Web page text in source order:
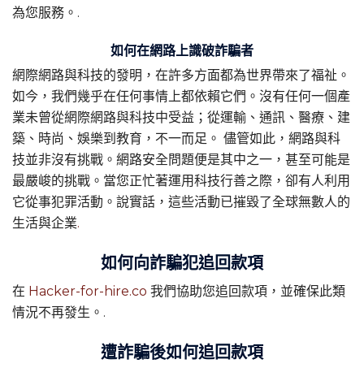
為您服務。.
如何在網路上識破詐騙者
網際網路與科技的發明，在許多方面都為世界帶來了福祉。
如今，我們幾乎在任何事情上都依賴它們。沒有任何一個產
業未曾從網際網路與科技中受益；從運輸、通訊、醫療、建
築、時尚、娛樂到教育，不一而足。 儘管如此，網路與科
技並非沒有挑戰。網路安全問題便是其中之一，甚至可能是
最嚴峻的挑戰。當您正忙著運用科技行善之際，卻有人利用
它從事犯罪活動。說實話，這些活動已摧毀了全球無數人的
生活與企業.
如何向詐騙犯追回款項
在 Hacker-for-hire.co 我們協助您追回款項，並確保此類
情況不再發生。.
遭詐騙後如何追回款項